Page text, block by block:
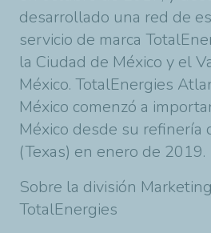
desarrollado una red de
servicio de marca
la Ciudad de México y el
México. TotalEnergies
México comenzó a
México desde su
(Texas) en enero de 2019.
Sobre la división
TotalEnergies